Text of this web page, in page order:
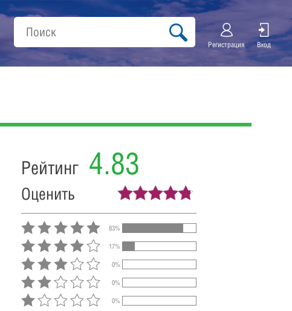
Регистрация Вход
Рейтинг 4.83
Оценить
83%
17%
0%
0%
0%